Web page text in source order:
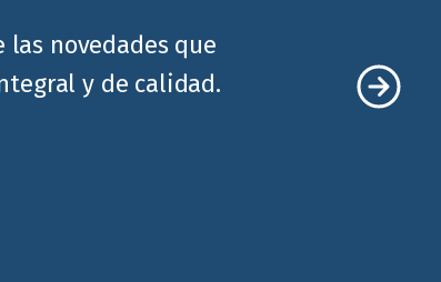
novedades que
y de calidad.